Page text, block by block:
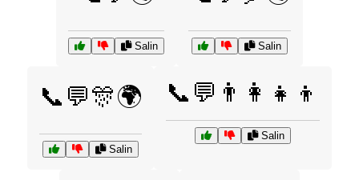
Salin Salin
📞💬🎊🌍
Salin
📞💬👨‍👩‍👧‍👦
Salin